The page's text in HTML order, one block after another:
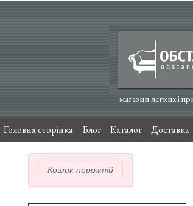
магазин легких і
Головна сторінка Блог Каталог Доставка
Кошик порожній